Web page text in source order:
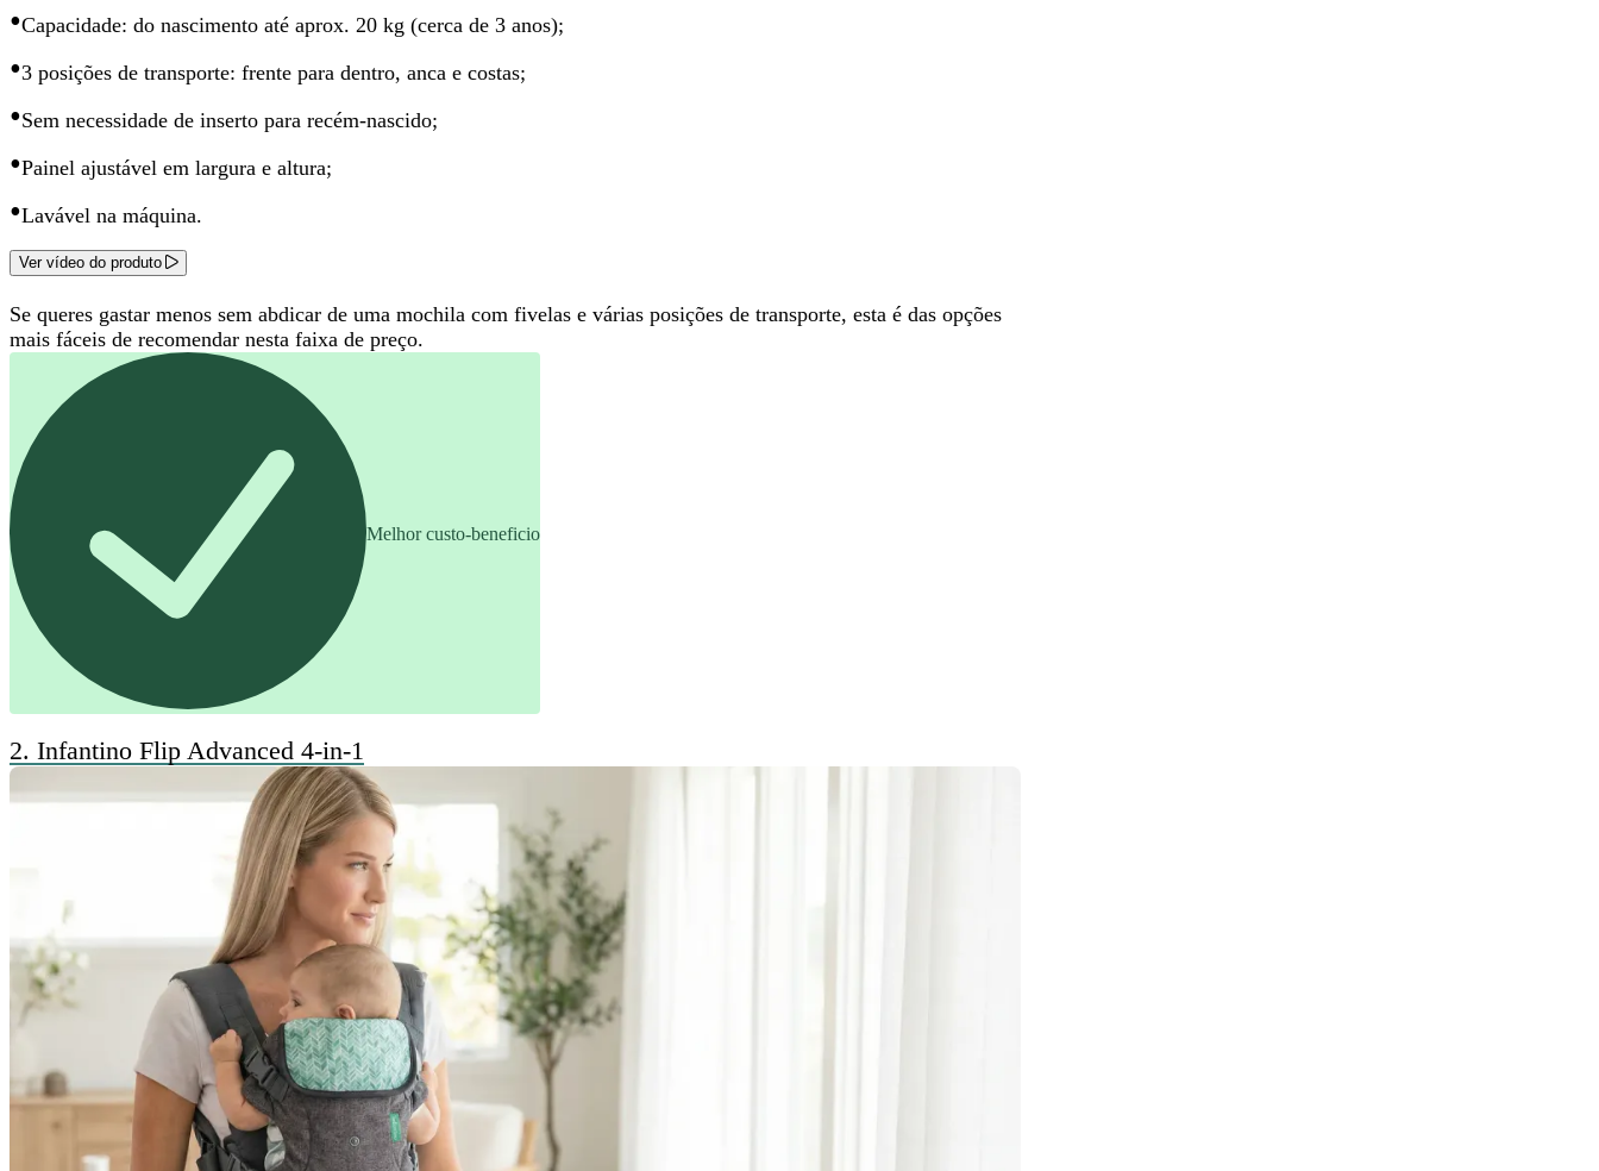
•Capacidade: do nascimento até aprox. 20 kg (cerca de 3 anos);
•3 posições de transporte: frente para dentro, anca e costas;
•Sem necessidade de inserto para recém-nascido;
•Painel ajustável em largura e altura;
•Lavável na máquina.
Ver vídeo do produto
Se queres gastar menos sem abdicar de uma mochila com fivelas e várias posições de transporte, esta é das opções
mais fáceis de recomendar nesta faixa de preço.
Melhor custo-beneficio
2. Infantino Flip Advanced 4-in-1